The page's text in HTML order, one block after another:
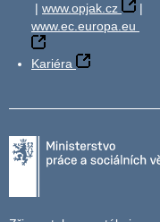
| www.opjak.cz
|
www.ec.europa.eu
Kariéra